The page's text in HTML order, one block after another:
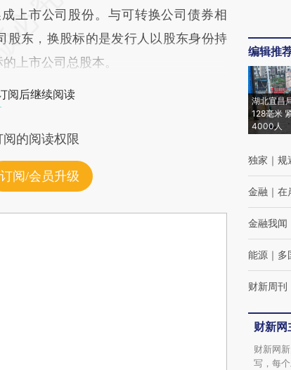
上市公司股份。与可转换公司债券相
股东，换股标的是发行人以股东身份持
上市公司总股本。
阅后继续阅读
的阅读权限
订阅/会员升级
编辑推
湖北宜昌
128毫米
4000人
独家 ｜ 规
金融 ｜ 在
金融我闻
能源 ｜ 多
财新周刊
财新网
财新网
写，每